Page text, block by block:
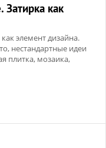
Затирка как
элемент дизайна.
нестандартные идеи
плитка, мозаика,